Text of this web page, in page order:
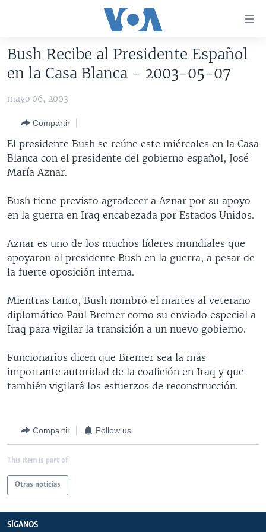
accesibilidad
contenido
principal
Salte
navegador
principal
Salte
búsqueda
AMÉRICA DEL NORTE
MÉXICO
HAITÍ
ELECCIONES EEUU
VOTO DIVIDIDO
VOA VERIFICA
VOA VERIFICA UCRANIA/RUSIA
VOA VERIFICA INMIGRACIÓN
VOA VERIFICA AMÉRICA LATINA
AMÉRICA LATINA
ARGENTINA
BOLIVIA
CHILE
ECUADOR
VENEZUELA
BRASIL
CHINA EN AMÉRICA LATINA
CENTROAMÉRICA
EL SALVADOR
HONDURAS
NICARAGUA
INMIGRACIÓN
MUNDO
ECONOMÍA
ENTRETENIMIENTO Y CULTURA
TECNOLOGÍA
CIENCIA Y SALUD
ESPECIALES DE LA VOA
UCRANIA
MULTIMEDIA
VIDEOS
FOTOGRAFÍA
PROGRAMAS TV
EL MUNDO AL DÍA
VISIÓN 360
LAS CLAVES
RADIO
AUDIONOTICIAS
BUENOS DÍAS AMÉRICA
EL MUNDO AL DÍA [RADIO]
FORO [RADIO]
NOTA ECONÓMICA
ENTRETENIMIENTO
DOCUMENTALES DE LA VOA
Learning English
SÍGANOS
Idiomas
Bush Recibe al Presidente Español
en la Casa Blanca - 2003-05-07
mayo 06, 2003
Compartir
El presidente Bush se reúne este miércoles en la Casa
Blanca con el presidente del gobierno español, José
María Aznar.
Bush tiene previsto agradecer a Aznar por su apoyo
en la guerra en Iraq encabezada por Estados Unidos.
Aznar es uno de los muchos líderes mundiales que
apoyaron al presidente Bush en la guerra, a pesar de
la fuerte oposición interna.
Mientras tanto, Bush nombró el martes al veterano
diplomático Paul Bremer como su enviado especial a
Iraq para vigilar la transición a un nuevo gobierno.
Funcionarios dicen que Bremer seá la más
importante autoridad de la coalición en Iraq y que
también vigilará los esfuerzos de reconstrucción.
Compartir Follow us
This item is part of
Otras noticias
SÍGANOS